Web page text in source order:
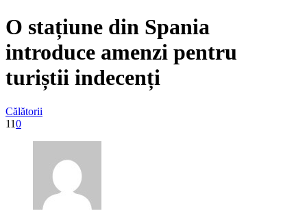
O stațiune din Spania
introduce amenzi pentru
turiștii indecenți
Călătorii
110